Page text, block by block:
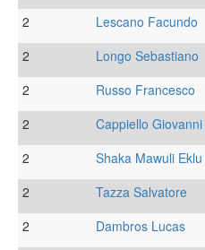
2
Lescano Facundo
2
Longo Sebastiano
2
Russo Francesco
2
Cappiello Giovanni
2
Shaka Mawuli Eklu
2
Tazza Salvatore
2
Dambros Lucas